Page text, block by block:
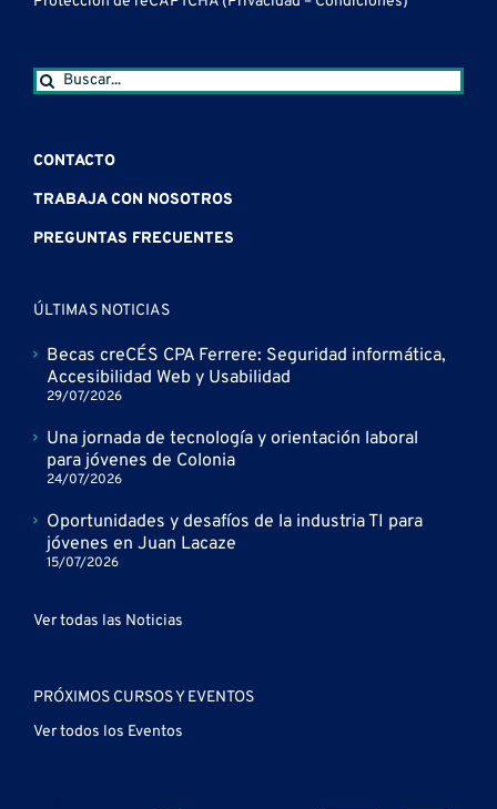
Buscar:
CONTACTO
TRABAJA CON NOSOTROS
PREGUNTAS FRECUENTES
ÚLTIMAS NOTICIAS
Becas creCÉS CPA Ferrere: Seguridad informática,
Accesibilidad Web y Usabilidad
29/07/2026
Una jornada de tecnología y orientación laboral
para jóvenes de Colonia
24/07/2026
Oportunidades y desafíos de la industria TI para
jóvenes en Juan Lacaze
15/07/2026
Ver todas las Noticias
PRÓXIMOS CURSOS Y EVENTOS
Ver todos los Eventos